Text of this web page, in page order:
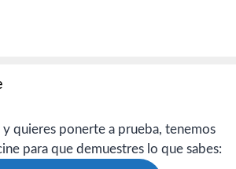
y quieres ponerte a prueba, tenemos
para que demuestres lo que sabes: